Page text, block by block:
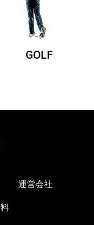
GOLF
運営会社